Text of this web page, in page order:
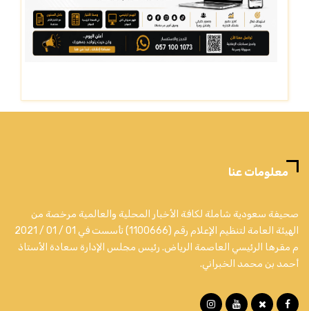
معلومات عنا
صحيفة سعودية شاملة لكافة الأخبار المحلية والعالمية مرخصة من
الهيئة العامة لتنظيم الإعلام رقم (1100666) تأسست في 01 / 01 / 2021
م مقرها الرئيسي العاصمة الرياض. رئيس مجلس الإدارة سعادة الأستاذ
أحمد بن محمد الخبراني.